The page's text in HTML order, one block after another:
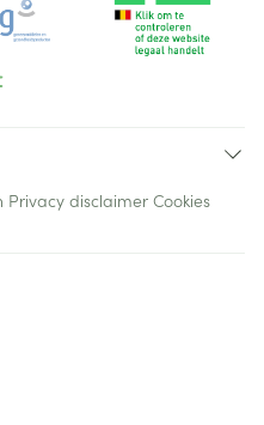
Privacy disclaimer Cookies